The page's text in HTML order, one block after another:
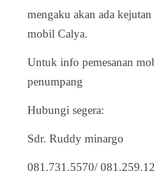
mengaku akan ada
mobil Calya.
Untuk info pemesanan
penumpang
Hubungi segera:
Sdr. Ruddy minargo
081.731.5570/